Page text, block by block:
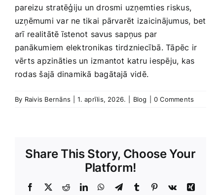
pareizu stratēģiju un drosmi uzņemties riskus,
uzņēmumi var ne tikai ⁢pārvarēt⁤ izaicinājumus, bet
arī ⁢realitātē īstenot savus ⁤sapņus par
panākumiem elektronikas tirdzniecībā. Tāpēc ir
vērts apzināties un izmantot katru iespēju, kas⁢
rodas šajā dinamikā bagātajā vidē.
By Raivis Bernāns 1. aprīlis, 2026. Blog 0 Comments
Share This Story, Choose Your
Platform!
Facebook
X RedditLinkedInWhatsApp
TelegramTumblr Pinterest
Vk
Xing